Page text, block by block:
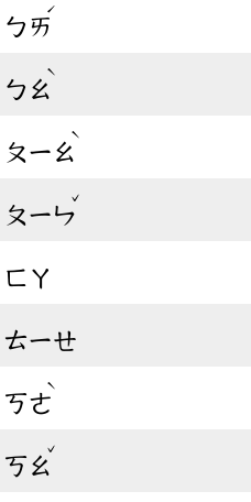
ㄅㄞ
ˊ
ㄅㄠ
ˋ
ㄆㄧㄠ
ˋ
ㄆㄧㄣ
ˇ
ㄈㄚ
ㄊㄧㄝ
ㄎㄜ
ˋ
ㄎㄠ
ˇ